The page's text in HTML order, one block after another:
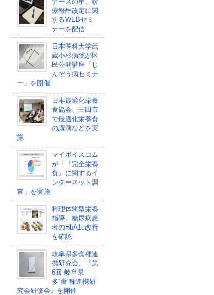
療報酬改定に関
するWEBセミ
ナーを配信
日本医科大学武
蔵小杉病院が区
民公開講座「じ
んぞう病セミナ
ー」を開催
日本最適化栄養
食協会、三田市
で最適化栄養食
の講演などを実
施
マイボイスコム
が「『完全栄養
食』に関するイ
ンターネット調
査」を実施
料理体験型栄養
指導、糖尿病患
者のHbA1c改善
を確認
岐阜県多食種連
携研究会、『第
6回 岐阜県
多“食”種連携研
究会研修会』を開催